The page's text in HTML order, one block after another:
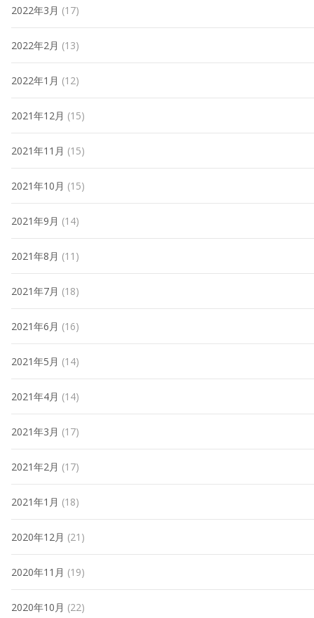
2022年3月 (17)
2022年2月 (13)
2022年1月 (12)
2021年12月 (15)
2021年11月 (15)
2021年10月 (15)
2021年9月 (14)
2021年8月 (11)
2021年7月 (18)
2021年6月 (16)
2021年5月 (14)
2021年4月 (14)
2021年3月 (17)
2021年2月 (17)
2021年1月 (18)
2020年12月 (21)
2020年11月 (19)
2020年10月 (22)